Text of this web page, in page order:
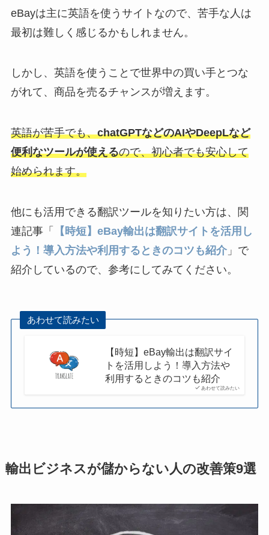
eBayは主に英語を使うサイトなので、苦手な人は
最初は難しく感じるかもしれません。
しかし、英語を使うことで世界中の買い手とつな
がれて、商品を売るチャンスが増えます。
英語が苦手でも、chatGPTなどのAIやDeepLなど
便利なツールが使えるので、初心者でも安心して
始められます。
他にも活用できる翻訳ツールを知りたい方は、関
連記事「
【時短】eBay輸出は翻訳サイトを活用し
よう！導入方法や利用するときのコツも紹介」で
紹介しているので、参考にしてみてください。
あわせて読みたい
あわせて読みたい
【時短】eBay輸出は翻訳サイ
トを活用しよう！導入方法や
利用するときのコツも紹介
輸出ビジネスが儲からない人の改善策9選